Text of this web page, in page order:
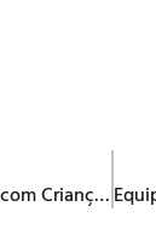
Departamento Nacional de Trabalho com Crianças abre incrições para encontro nacional